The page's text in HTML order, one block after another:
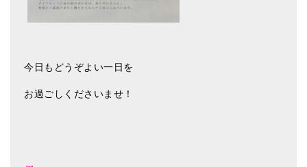
今日もどうぞよい一日を
お過ごしくださいませ！